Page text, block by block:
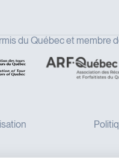
du Québec et membre